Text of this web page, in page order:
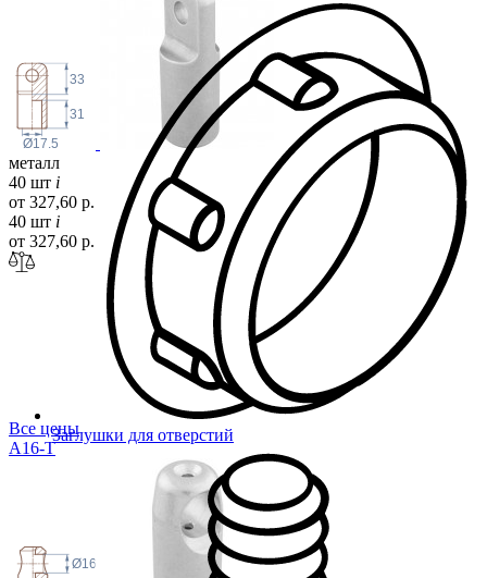
Заглушки для отверстий
Ø17.5
31
33
металл
40 шт i
от 327,60 р.
40 шт i
от 327,60 р.
Все цены
A16-T
Ø16